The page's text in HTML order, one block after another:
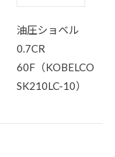
油圧ショベル
0.7CR
60F（KOBELCO
SK210LC-10）